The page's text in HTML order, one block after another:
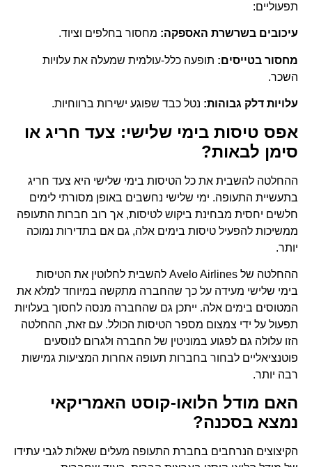
תפעוליים:
עיכובים בשרשרת האספקה:מחסור בחלפים וציוד.
מחסור בטייסים:תופעה כלל-עולמית שמעלה את עלויות
השכר.
עלויות דלק גבוהות:נטל כבד שפוגע ישירות ברווחיות.
אפס טיסות בימי שלישי: צעד חריג או
סימן לבאות?
ההחלטה להשבית את כל הטיסות בימי שלישי היא צעד חריג
בתעשיית התעופה. ימי שלישי נחשבים באופן מסורתי לימים
חלשים יחסית מבחינת ביקוש לטיסות, אך רוב חברות התעופה
ממשיכות להפעיל טיסות בימים אלה, גם אם בתדירות נמוכה
יותר.
ההחלטה של Avelo Airlines להשבית לחלוטין את הטיסות
בימי שלישי מעידה על כך שהחברה מתקשה במיוחד למלא את
המטוסים בימים אלה. ייתכן גם שהחברה מנסה לחסוך בעלויות
תפעול על ידי צמצום מספר הטיסות הכולל. עם זאת, ההחלטה
הזו עלולה גם לפגוע במוניטין של החברה ולגרום לנוסעים
פוטנציאליים לבחור בחברות תעופה אחרות המציעות גמישות
רבה יותר.
האם מודל הלואו-קוסט האמריקאי
נמצא בסכנה?
הקיצוצים הנרחבים בחברת התעופה מעלים שאלות לגבי עתידו